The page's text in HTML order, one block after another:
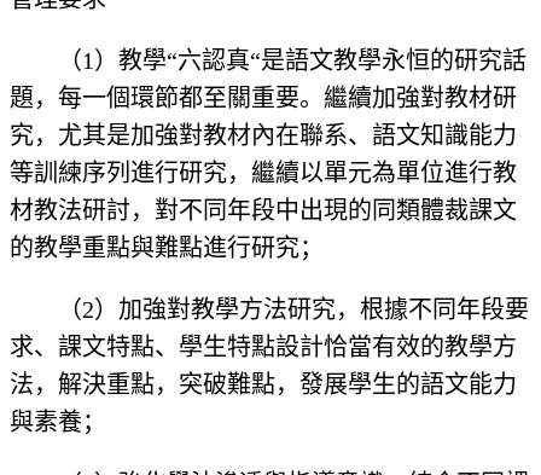
（1）教學“六認真“是語文教學永恒的研究話
題，每一個環節都至關重要。繼續加強對教材研
究，尤其是加強對教材內在聯系、語文知識能力
等訓練序列進行研究，繼續以單元為單位進行教
材教法研討，對不同年段中出現的同類體裁課文
的教學重點與難點進行研究；
（2）加強對教學方法研究，根據不同年段要
求、課文特點、學生特點設計恰當有效的教學方
法，解決重點，突破難點，發展學生的語文能力
與素養；